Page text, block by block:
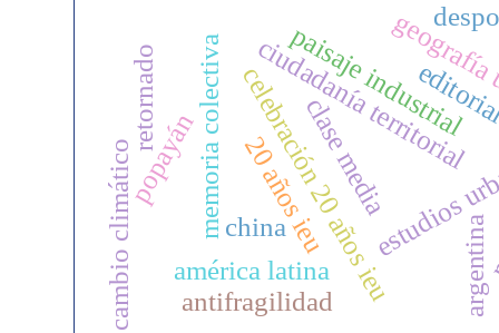
celebración 20 años ieuestudios
20 años ieu
américa latina
ciudadanía territorial
memoria colectiva paisaje industrial
argentina
clase media
antifragilidad
popayán
china
cambio climático
retornado